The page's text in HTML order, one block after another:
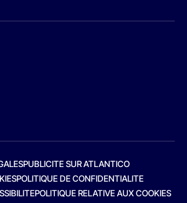
PUBLICITE SUR ATLANTICO
POLITIQUE DE CONFIDENTIALITE
POLITIQUE RELATIVE AUX COOKIES